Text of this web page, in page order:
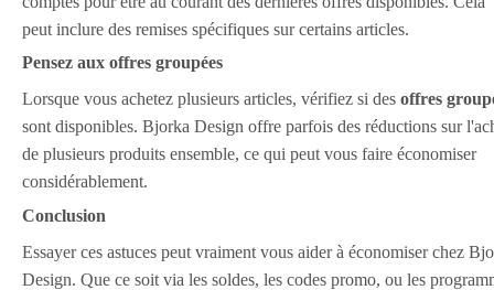
peut inclure des remises spécifiques sur certains articles.
Pensez aux offres groupées
Lorsque vous achetez plusieurs articles, vérifiez si des offres
sont disponibles. Bjorka Design offre parfois des réductions sur
de plusieurs produits ensemble, ce qui peut vous faire économiser
considérablement.
Conclusion
Essayer ces astuces peut vraiment vous aider à économiser chez
Design. Que ce soit via les soldes, les codes promo, ou les